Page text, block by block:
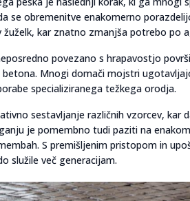
se obremenitve enakomerno
kar znatno zmanjša potrebo po
povezano s hrapavostjo
betona. Mnogi domači mojstri
specializiranega težkega orodja.
sestavljanje različnih vzorcev, kar
je pomembno tudi paziti na
S premišljenim pristopom in
služile več generacijam.